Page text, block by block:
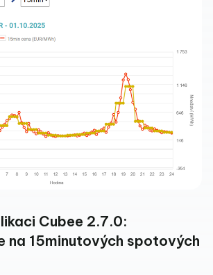
Cubee 2.7.0:
na 15minutových spotových